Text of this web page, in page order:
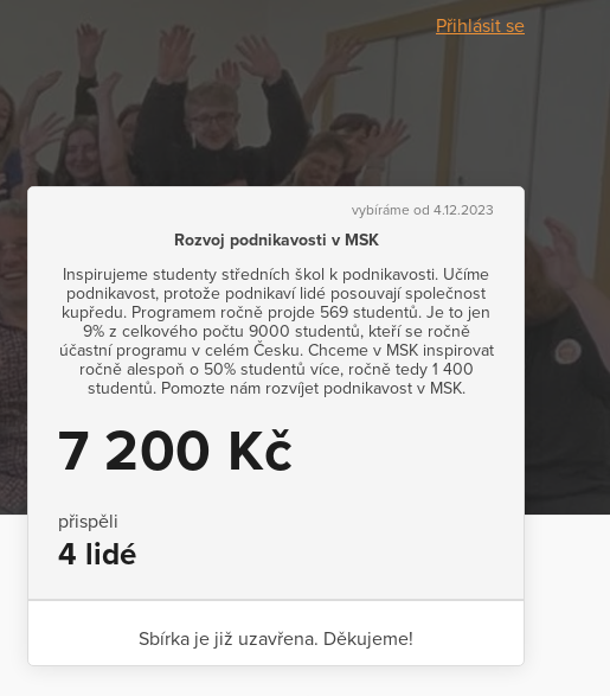
Přihlásit se
vybíráme od 4.12.2023
Rozvoj podnikavosti v MSK
Inspirujeme studenty středních škol k podnikavosti. Učíme
podnikavost, protože podnikaví lidé posouvají společnost
kupředu. Programem ročně projde 569 studentů. Je to jen
9% z celkového počtu 9000 studentů, kteří se ročně
účastní programu v celém Česku. Chceme v MSK inspirovat
ročně alespoň o 50% studentů více, ročně tedy 1 400
studentů. Pomozte nám rozvíjet podnikavost v MSK.
7 200 Kč
přispěli
4 lidé
Sbírka je již uzavřena. Děkujeme!